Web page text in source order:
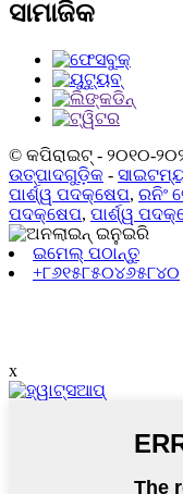
ସାମାଜିକ
© କପିରାଇଟ୍ - ୨୦୧୦-
ଉତ୍ପାଦଗୁଡ଼ିକ -
ପାର୍ଶ୍ୱ ପଦକ୍ଷେପ, ରନିଂ
ପଦକ୍ଷେପ, ପାର୍ଶ୍ୱ
ଇମେଲ୍ ପଠାନ୍ତୁ
+୮୬୧୫୮୫୦୪୬୫୮୪୦
x